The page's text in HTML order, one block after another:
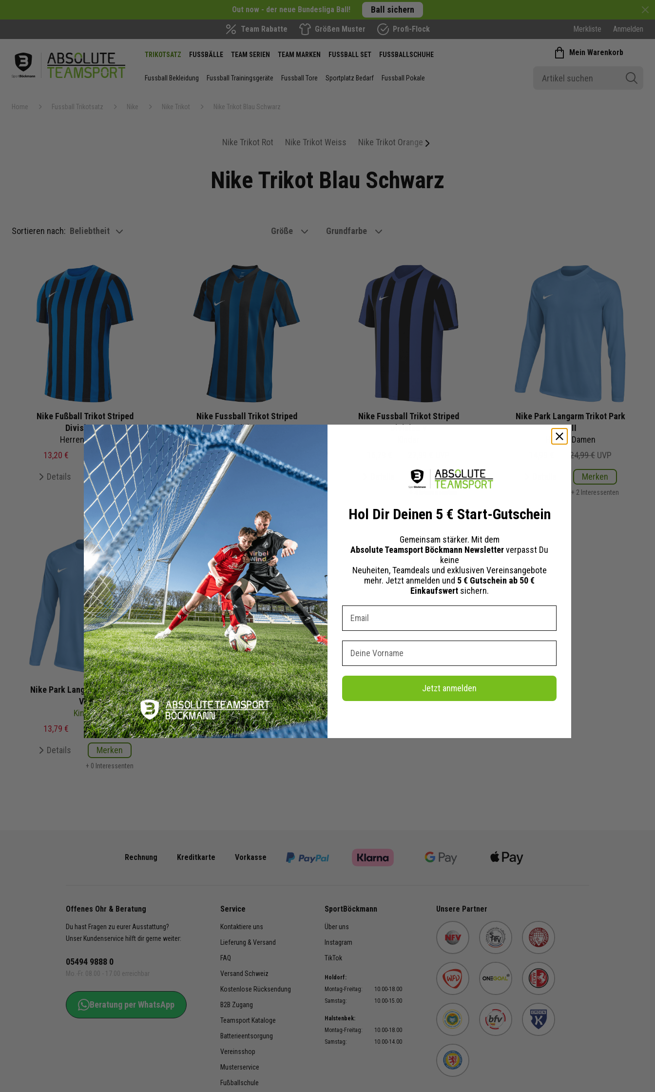
Out now - der neue Bundesliga Ball! Ball sichern
Team Rabatte Größen Muster Profi-Flock Merkliste Anmelden
TRIKOTSATZ FUSSBÄLLE TEAM SERIEN TEAM MARKEN FUSSBALL SET FUSSBALLSCHUHE
Fussball Bekleidung Fussball Trainingsgeräte Fussball Tore Sportplatz Bedarf Fussball Pokale
Mein Warenkorb
Home Fussball Trikotsatz Nike Nike Trikot Nike Trikot Blau Schwarz
Nike Trikot Rot Nike Trikot Weiss Nike Trikot Orange
Nike Trikot Blau Schwarz
Sortieren nach: show filteroptions
Beliebtheit Größe Grundfarbe
Nike Fußball Trikot Striped
Division IV
Herren Damen
13,20 €
32,99 € UVP
Details Merken
+ 81 Interessenten
Nike Fussball Trikot Striped
Division V
Herren Damen
19,79 €
32,99 €
Details Merken
Nike Fussball Trikot Striped
Division V
Merken
Nike Park Langarm Trikot Park
VIII
Herren Damen
24,99 € UVP
Merken
+ 2 Interessenten
Nike Park Langarm Trikot Park
VIII
Kinder
13,79 €
22,99 €UVP
Details Merken
+ 0 Interessenten
Rechnung Kreditkarte Vorkasse
Offenes Ohr & Beratung
Du hast Fragen zu eurer Ausstattung?
Unser Kundenservice hilft dir gerne weiter:
05494 9888 0
Mo.-Fr. 08.00 - 17.00 erreichbar
Beratung per WhatsApp
Service
Kontaktiere uns
Lieferung & Versand
FAQ
Versand Schweiz
Kostenlose Rücksendung
B2B Zugang
Teamsport Kataloge
Batterieentsorgung
Vereinsshop
Musterservice
Fußballschule
SportBöckmann
Über uns
Instagram
TikTok
Holdorf:
Montag-Freitag:
10.00-18.00
Samstag:
10.00-15.00
Halstenbek:
Montag-Freitag:
10.00-18.00
Samstag:
10.00-14.00
Unsere Partner
Hol Dir Deinen 5 € Start-Gutschein
Gemeinsam stärker. Mit dem
Absolute Teamsport Böckmann Newsletterverpasst Du
keine
Neuheiten, Teamdeals und exklusiven Vereinsangebote
mehr. Jetzt anmelden und 5 € Gutschein ab 50 €
Einkaufswertsichern.
Jetzt anmelden